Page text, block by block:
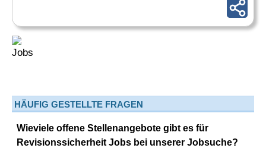
HÄUFIG GESTELLTE FRAGEN
Wieviele offene Stellenangebote gibt es für
Revisionssicherheit Jobs bei unserer Jobsuche?